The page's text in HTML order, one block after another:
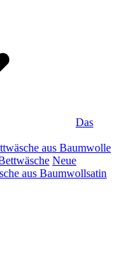
Das
aus Baumwolle
Neue
aus Baumwollsatin